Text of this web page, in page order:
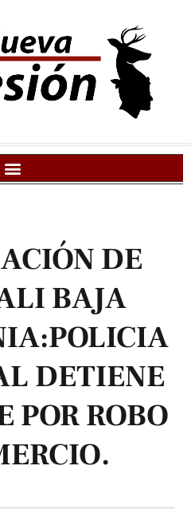
DE
BAJA
DETIENE
POR ROBO